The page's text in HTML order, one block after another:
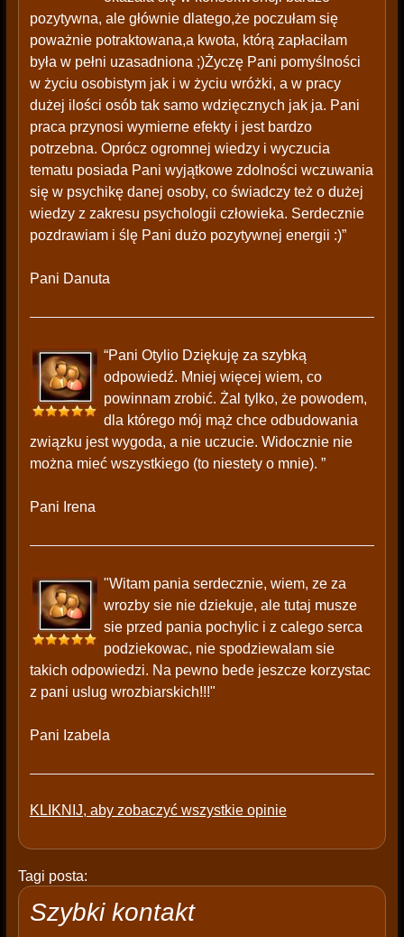
pozytywna, ale głównie dlatego,że poczułam się
poważnie potraktowana,a kwota, którą zapłaciłam
była w pełni uzasadniona ;)Życzę Pani pomyślności
w życiu osobistym jak i w życiu wróżki, a w pracy
dużej ilości osób tak samo wdzięcznych jak ja. Pani
praca przynosi wymierne efekty i jest bardzo
potrzebna. Oprócz ogromnej wiedzy i wyczucia
tematu posiada Pani wyjątkowe zdolności wczuwania
się w psychikę danej osoby, co świadczy też o dużej
wiedzy z zakresu psychologii człowieka. Serdecznie
pozdrawiam i ślę Pani dużo pozytywnej energii :)”
Pani Danuta
“Pani Otylio Dziękuję za szybką
odpowiedź. Mniej więcej wiem, co
powinnam zrobić. Żal tylko, że powodem,
dla którego mój mąż chce odbudowania
związku jest wygoda, a nie uczucie. Widocznie nie
można mieć wszystkiego (to niestety o mnie). ”
Pani Irena
"Witam pania serdecznie, wiem, ze za
wrozby sie nie dziekuje, ale tutaj musze
sie przed pania pochylic i z calego serca
podziekowac, nie spodziewalam sie
takich odpowiedzi. Na pewno bede jeszcze korzystac
z pani uslug wrozbiarskich!!!"
Pani Izabela
KLIKNIJ, aby zobaczyć wszystkie opinie
Tagi posta:
Szybki kontakt